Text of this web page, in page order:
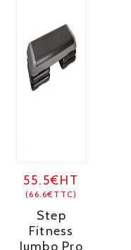
55.5€HT
(66.6€TTC)
Step
Fitness
Jumbo Pro